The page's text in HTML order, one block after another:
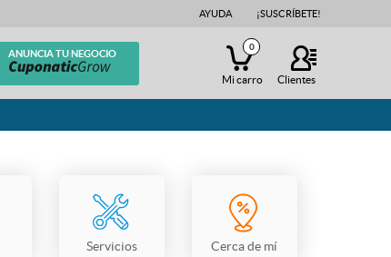
AYUDA ¡SUSCRÍBETE!
ANUNCIA TU NEGOCIO
Clientes
0
Mi carro
Servicios Cerca de mí